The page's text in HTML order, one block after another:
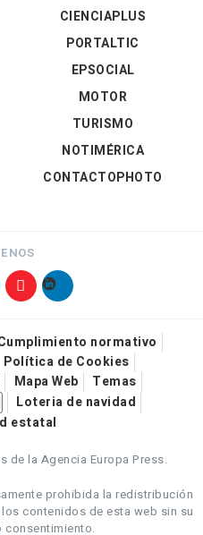
CIENCIAPLUS
PORTALTIC
EPSOCIAL
MOTOR
TURISMO
NOTIMÉRICA
CONTACTOPHOTO
normativo
Política de Cookies
Mapa Web
Temas
Loteria de navidad
estatal
de la Agencia Europa Press.
prohibida la redistribución
contenidos de esta web sin su
consentimiento.